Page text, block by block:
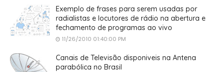
Exemplo de frases para serem usadas por
radialistas e locutores de rádio na abertura e
fechamento de programas ao vivo
11/26/2010 01:40:00 PM
Canais de Televisão disponiveis na Antena
parabólica no Brasil